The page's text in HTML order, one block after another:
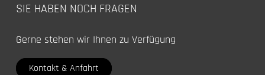
SIE HABEN NOCH FRAGEN
Gerne stehen wir Ihnen zu Verfügung
Kontakt & Anfahrt